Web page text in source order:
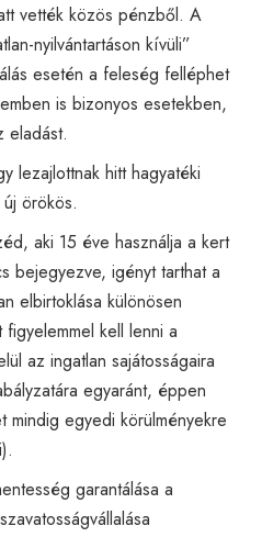
vették közös pénzből. A
nyilvántartáson kívüli”
esetén a feleség felléphet
is bizonyos esetekben,
eladást.
lezajlottnak hitt hagyatéki
örökös.
aki 15 éve használja a kert
bejegyezve, igényt tarthat a
elbirtoklása különösen
kell lenni a
az ingatlan sajátosságaira
egyaránt, éppen
egyedi körülményekre
garantálása a